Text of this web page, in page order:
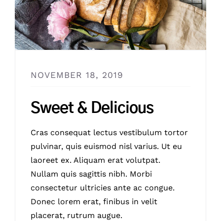
NOVEMBER 18, 2019
Sweet & Delicious
Cras consequat lectus vestibulum tortor
pulvinar, quis euismod nisl varius. Ut eu
laoreet ex. Aliquam erat volutpat.
Nullam quis sagittis nibh. Morbi
consectetur ultricies ante ac congue.
Donec lorem erat, finibus in velit
placerat, rutrum augue.